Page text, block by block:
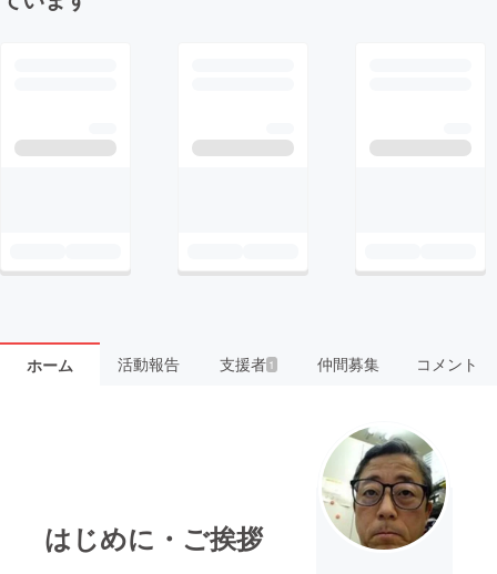
ホーム 活動報告 支援者 1 仲間募集 コメント
はじめに・ご挨拶